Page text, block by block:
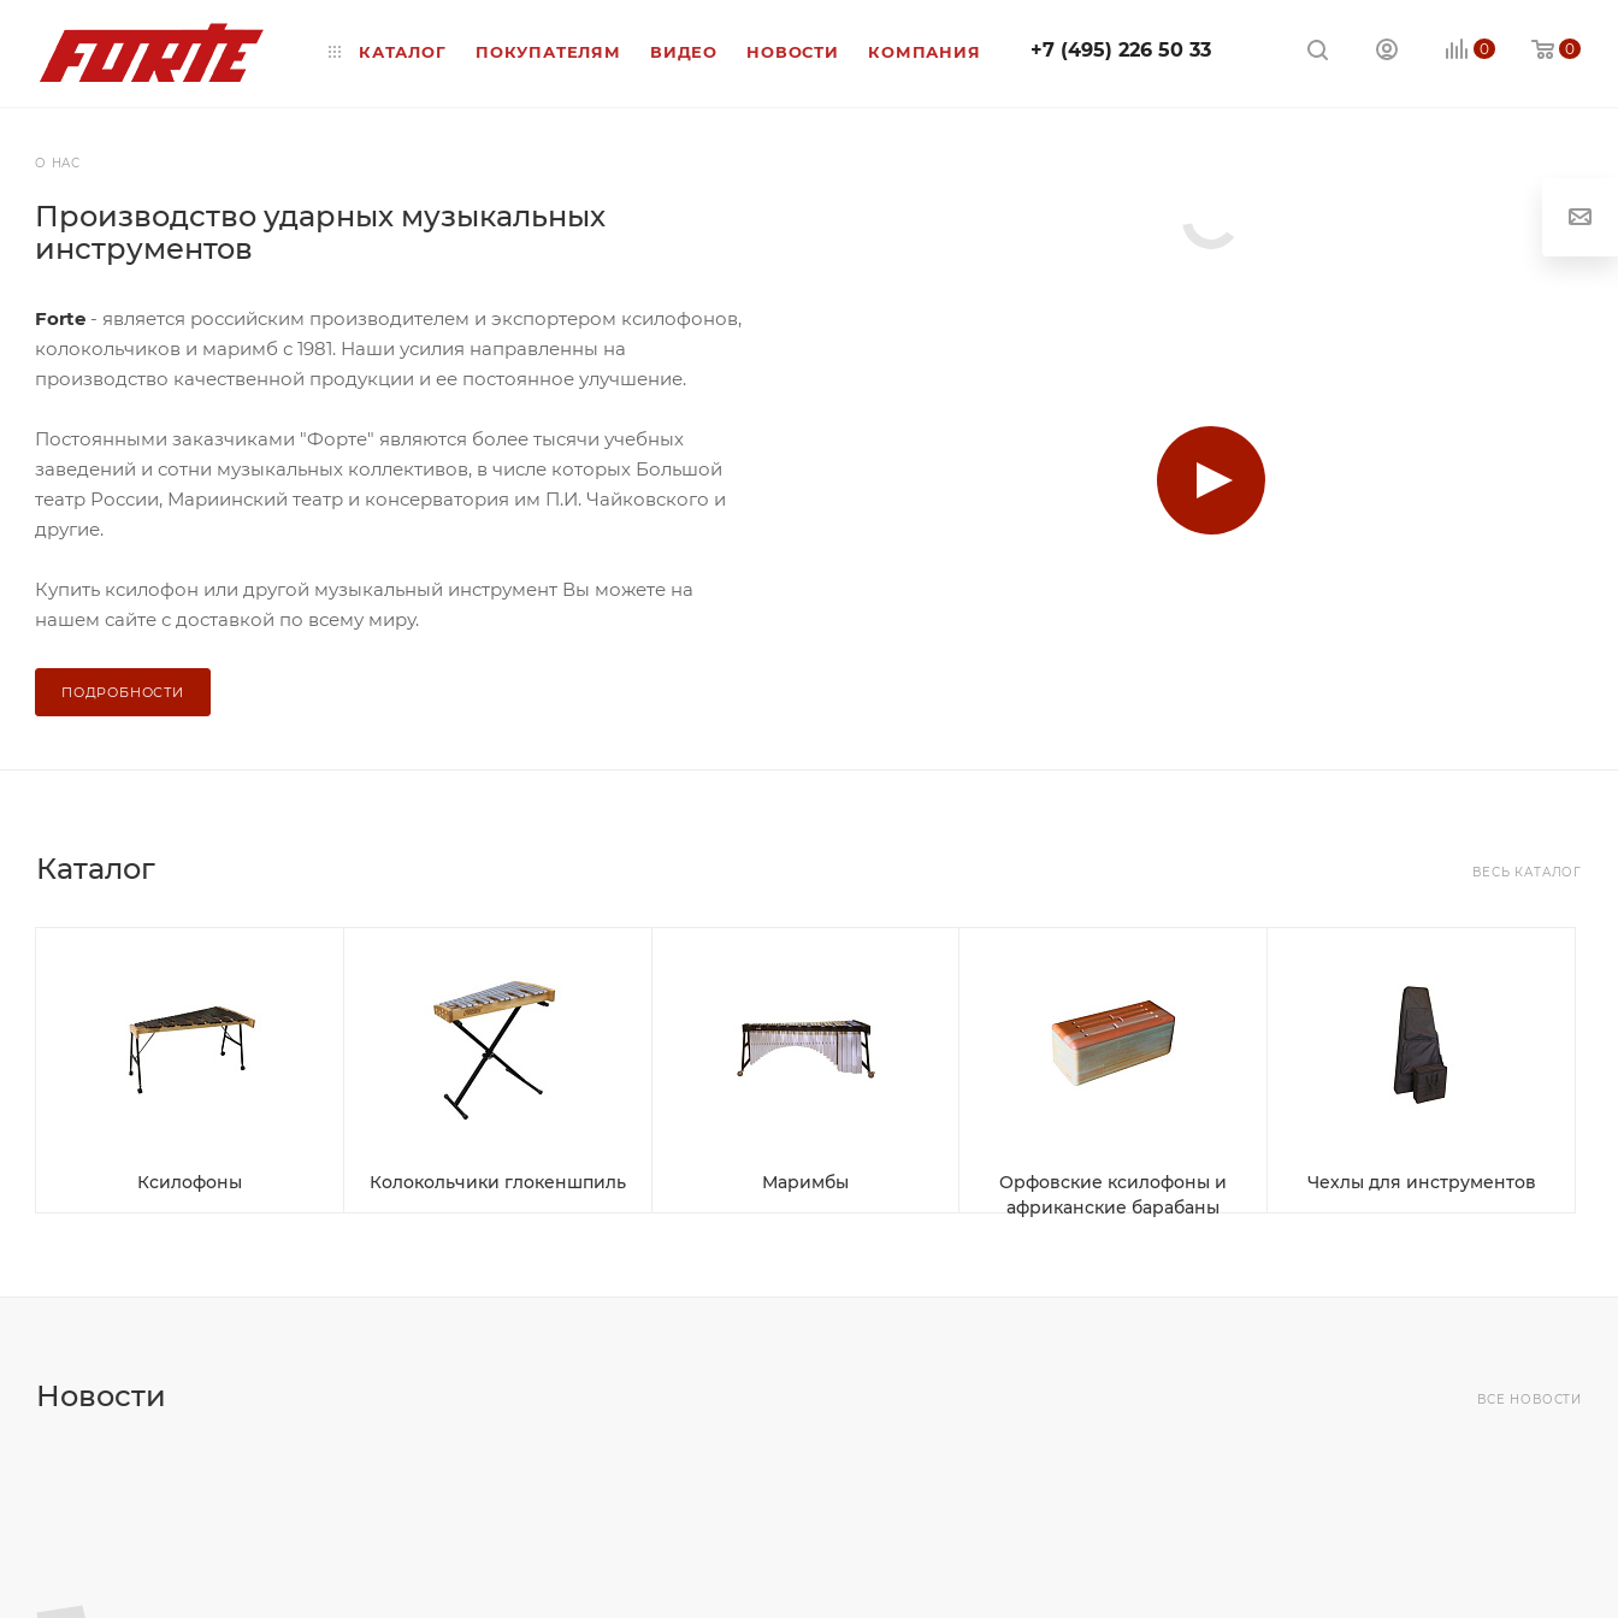
0 0
+7 (495) 226 50 33
КАТАЛОГ ПОКУПАТЕЛЯМ ВИДЕО НОВОСТИ КОМПАНИЯ
О НАС
Производство ударных музыкальных
инструментов
Forte - является российским производителем и экспортером ксилофонов,
колокольчиков и маримб с 1981. Наши усилия направленны на
производство качественной продукции и ее постоянное улучшение.
Постоянными заказчиками "Форте" являются более тысячи учебных
заведений и сотни музыкальных коллективов, в числе которых Большой
театр России, Мариинский театр и консерватория им П.И. Чайковского и
другие.
Купить ксилофон или другой музыкальный инструмент Вы можете на
нашем сайте с доставкой по всему миру.
ПОДРОБНОСТИ
Каталог ВЕСЬ КАТАЛОГ
Ксилофоны Колокольчики глокеншпиль Маримбы
Орфовские ксилофоны и
африканские барабаны
Чехлы для инструментов
Новости ВСЕ НОВОСТИ